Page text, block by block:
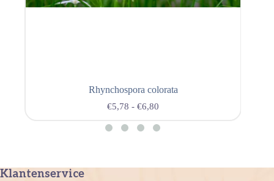
Rhynchospora colorata
€5,78 -€6,80
Klantenservice